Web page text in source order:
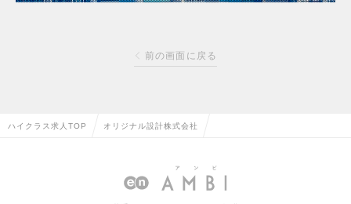
前の画面に戻る
ハイクラス求人TOP オリジナル設計株式会社